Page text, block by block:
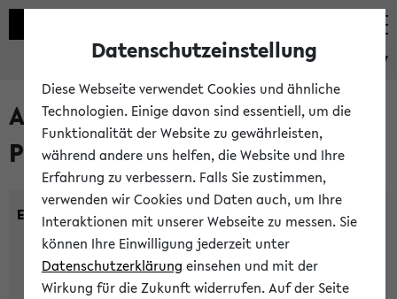
eKVV
Alle noch stattfindenden
Prüfungen
Einrichtung:
Datenschutzeinstellung
Diese Webseite verwendet Cookies und ähnliche
Technologien. Einige davon sind essentiell, um die
Funktionalität der Website zu gewährleisten,
während andere uns helfen, die Website und Ihre
Erfahrung zu verbessern. Falls Sie zustimmen,
verwenden wir Cookies und Daten auch, um Ihre
Interaktionen mit unserer Webseite zu messen. Sie
können Ihre Einwilligung jederzeit unter
Datenschutzerklärung einsehen und mit der
Wirkung für die Zukunft widerrufen. Auf der Seite